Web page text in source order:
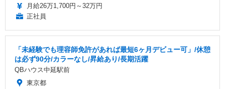
月給26万1,700円～32万円
正社員
「未経験でも理容師免許があれば最短6ヶ月デビュー可」/休憩
は必ず90分/カラーなし/昇給あり/長期活躍
QBハウス中延駅前
東京都